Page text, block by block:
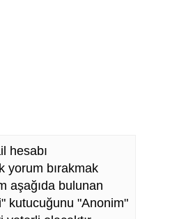
hesabı
yorum bırakmak
aşağıda bulunan
kutucuğunu "Anonim"